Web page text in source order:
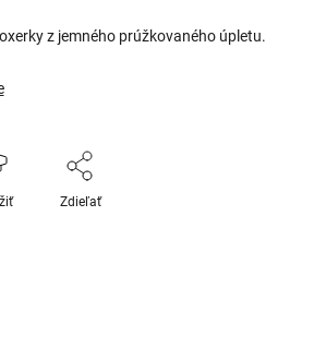
z jemného prúžkovaného úpletu.
Zdieľať